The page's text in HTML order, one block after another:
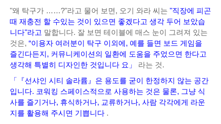
"왜 탁구가 ……?"라고 물어 보면, 오기 와라 씨는 "직장에 피곤
때 재충전 할 수있는 것이 있으면 좋겠다고 생각 두어 보았습
니다"라고 말합니다. 잘 보면 테이블에 매스 눈이 그려져 있는
것은, “이용자 여러분이 탁구 이외에, 예를 들면 보드 게임을
즐긴다든지, 커뮤니케이션의 일환에 도움을 주었으면 한다고
생각해 특별히 디자인한 것입니다 요」
라는 것.
「『선샤인 시티 솔라륨』은 용도를 굳이 한정하지 않는 공간
입니다. 코워킹 스페이스적으로 사용하는 것은 물론, 그냥 식
사를 즐기거나, 휴식하거나, 교류하거나, 사람 각각에게 라운
지를 활용해 주시면 기쁩니다 .